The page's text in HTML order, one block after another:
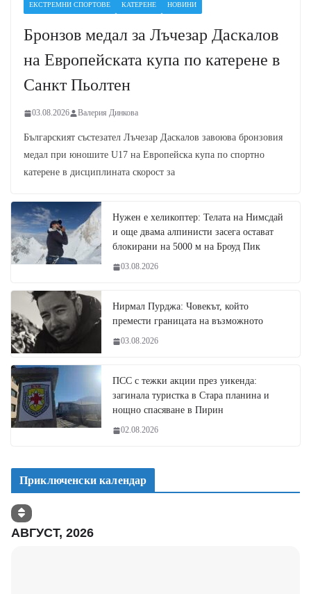
ЕКСТРЕМНИ СПОРТОВЕ КАТЕРЕНЕ НОВИНИ
Бронзов медал за Лъчезар Даскалов
на Европейската купа по катерене в
Санкт Пьолтен
03.08.2026 Валерия Динкова
Българският състезател Лъчезар Даскалов завоюва бронзовия
медал при юношите U17 на Европейска купа по спортно
катерене в дисциплината скорост за
Нужен е хеликоптер: Телата на Нимсдай
и още двама алпинисти засега остават
блокирани на 5000 м на Броуд Пик
03.08.2026
Нирмал Пурджа: Човекът, който
премести границата на възможното
03.08.2026
ПСС с тежки акции през уикенда:
загинала туристка в Стара планина и
нощно спасяване в Пирин
02.08.2026
Приключенски календар
АВГУСТ, 2026